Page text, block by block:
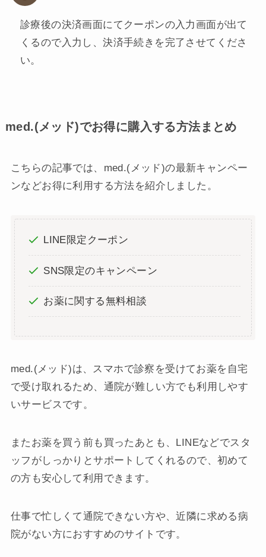
診療後の決済画面にてクーポンの入力画面が出て
くるので入力し、決済手続きを完了させてくださ
い。
med.(メッド)でお得に購入する方法まとめ
こちらの記事では、med.(メッド)の最新キャンペー
ンなどお得に利用する方法を紹介しました。
LINE限定クーポン
SNS限定のキャンペーン
お薬に関する無料相談
med.(メッド)は、スマホで診察を受けてお薬を自宅
で受け取れるため、通院が難しい方でも利用しやす
いサービスです。
またお薬を買う前も買ったあとも、LINEなどでスタ
ッフがしっかりとサポートしてくれるので、初めて
の方も安心して利用できます。
仕事で忙しくて通院できない方や、近隣に求める病
院がない方におすすめのサイトです。